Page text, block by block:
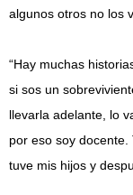
algunos otros no los
“Hay muchas
si sos un
llevarla adelante, lo
por eso soy docente.
tuve mis hijos y